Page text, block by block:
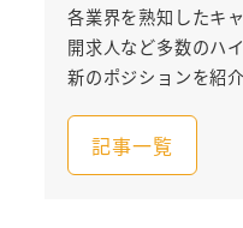
各業界を熟知したキ
開求人など多数のハ
新のポジションを紹介
記事一覧